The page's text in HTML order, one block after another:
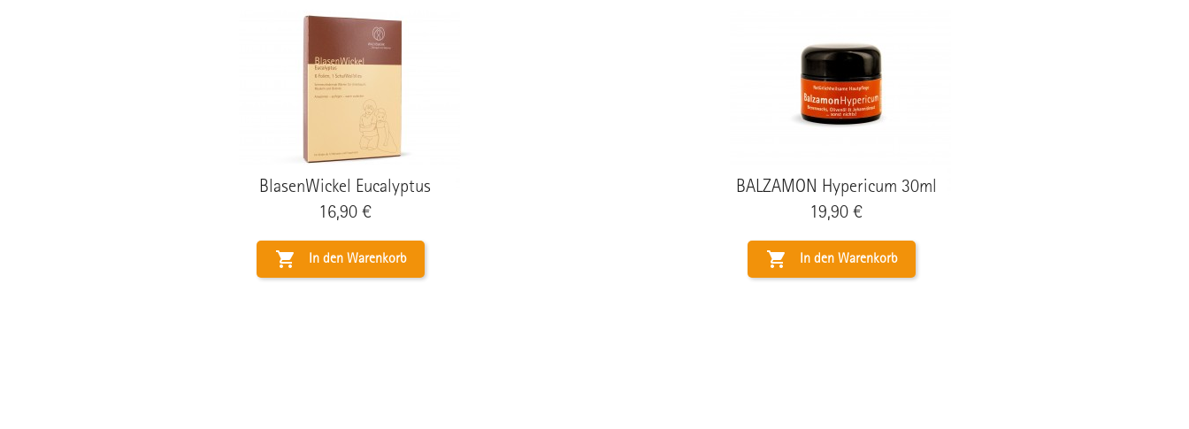
BlasenWickel Eucalyptus
Preis
16,90 €
 In den Warenkorb
BALZAMON Hypericum 30ml
Preis
19,90 €
 In den Warenkorb